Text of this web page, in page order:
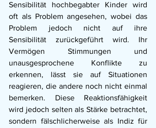
Sensibilität hochbegabter Kinder wird
oft als Problem angesehen, wobei das
Problem jedoch nicht auf ihre
Sensibilität zurückgeführt wird. Ihr
Vermögen Stimmungen und
unausgesprochene Konflikte zu
erkennen, lässt sie auf Situationen
reagieren, die andere noch nicht einmal
bemerken. Diese Reaktionsfähigkeit
wird jedoch selten als Stärke betrachtet,
sondern fälschlicherweise als Indiz für